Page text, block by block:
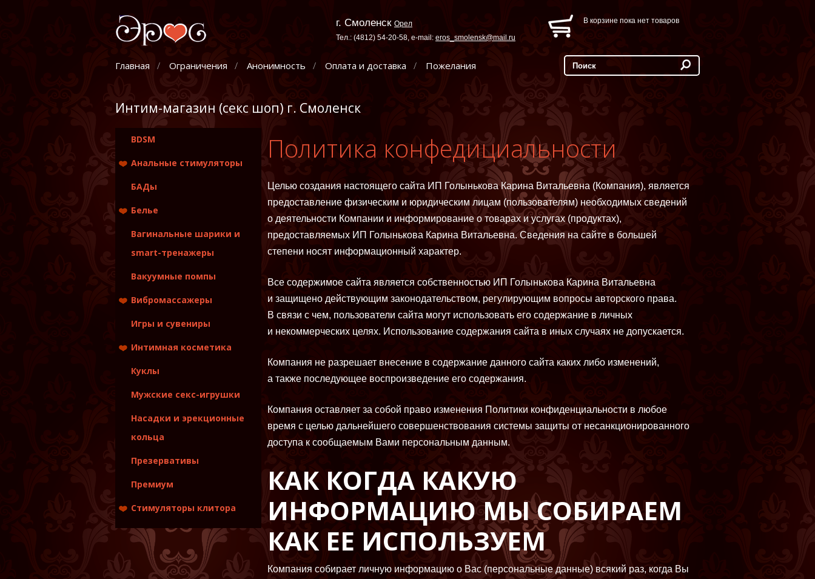
г. Смоленск Орел
Тел.: (4812) 54-20-58, e-mail: eros_smolensk@mail.ru
В корзине пока нет товаров
Главная Ограничения Анонимность Оплата и доставка Пожелания
Интим-магазин (секс шоп) г. Смоленск
Политика конфедициальности
Целью создания настоящего сайта ИП Голынькова Карина Витальевна (Компания), является
предоставление физическим и юридическим лицам (пользователям) необходимых сведений
о деятельности Компании и информирование о товарах и услугах (продуктах),
предоставляемых ИП Голынькова Карина Витальевна. Сведения на сайте в большей
степени носят информационный характер.
Все содержимое сайта является собственностью ИП Голынькова Карина Витальевна
и защищено действующим законодательством, регулирующим вопросы авторского права.
В связи с чем, пользователи сайта могут использовать его содержание в личных
и некоммерческих целях. Использование содержания сайта в иных случаях не допускается.
Компания не разрешает внесение в содержание данного сайта каких либо изменений,
а также последующее воспроизведение его содержания.
Компания оставляет за собой право изменения Политики конфиденциальности в любое
время с целью дальнейшего совершенствования системы защиты от несанкционированного
доступа к сообщаемым Вами персональным данным.
КАК КОГДА КАКУЮ
ИНФОРМАЦИЮ МЫ СОБИРАЕМ
КАК ЕЕ ИСПОЛЬЗУЕМ
Компания собирает личную информацию о Вас (персональные данные) всякий раз, когда Вы
BDSM
Анальные стимуляторы
Анальные стимуляторы
Анальные стимуляторы
Массажеры простаты
БАДы
Белье
Женское
Вагинальные шарики и
smart-тренажеры
Вакуумные помпы
Вибромассажеры
Вибраторы
Страпоны
Фаллоимитаторы
Игры и сувениры
Интимная косметика
Игры и сувениры
Массажные
Куклы
Мужские секс-игрушки
Насадки и эрекционные
кольца
Презервативы
Премиум
Стимуляторы клитора
Вакуумные
стимуляторы
Вибропули ,
минивибраторы